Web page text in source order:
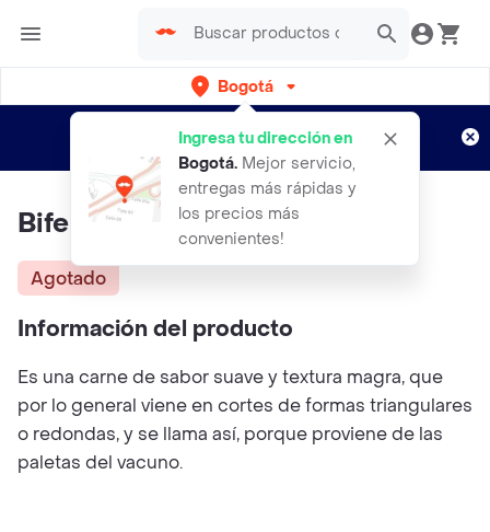
Bogotá
Ingresa tu dirección en
Bogotá. Mejor servicio,
entregas más rápidas y
los precios más
convenientes!
envíos gratis por semanas
Aplican TyC
Bife De Paleta Res
Agotado
Información del producto
Es una carne de sabor suave y textura magra, que
por lo general viene en cortes de formas triangulares
o redondas, y se llama así, porque proviene de las
paletas del vacuno.